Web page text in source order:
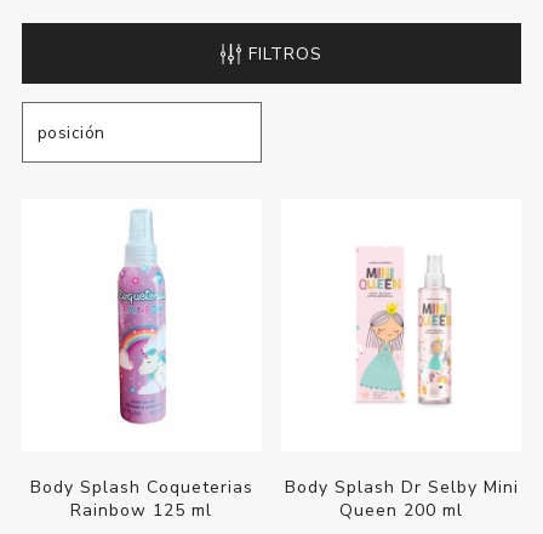
FILTROS
Body Splash Coqueterias
Rainbow 125 ml
Body Splash Dr Selby Mini
Queen 200 ml